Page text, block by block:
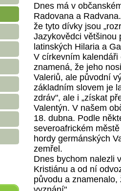
Dnes má v
Radovana a
že tyto dívky jsou
Jazykovědci většinou
latinských Hilaria a
V církevním kalendáři
znamená, že jeho
Valeriů, ale původní
základním slovem je
zdráv", ale i „získat
Valentýn. V našem
18. dubna. Podle
severoafrickém
hordy germánských
zemřel.
Dnes bychom nalezli
Kristiánu a od ní
původu a